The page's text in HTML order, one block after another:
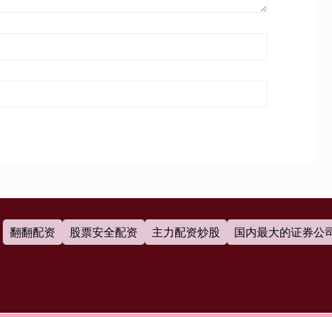
翻翻配资 股票安全配资 主力配资炒股 国内最大的证券公